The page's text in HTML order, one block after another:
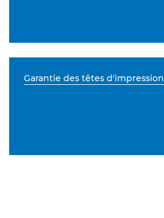
Garantie des têtes d'impression